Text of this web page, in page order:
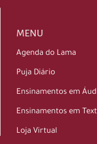
MENU
Agenda do Lama
Puja Diário
Ensinamentos em
Ensinamentos em
Loja Virtual